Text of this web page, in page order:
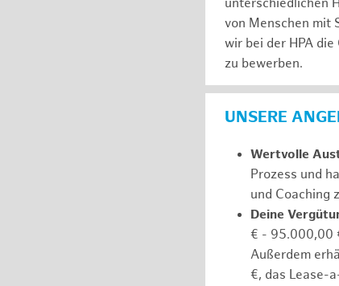
unterschiedlichen
von Menschen mit
wir bei der HPA
zu bewerben.
UNSERE
Wertvolle
Prozess und
und Coaching
Deine
€ - 95.000,00
Außerdem
€, das Lease-